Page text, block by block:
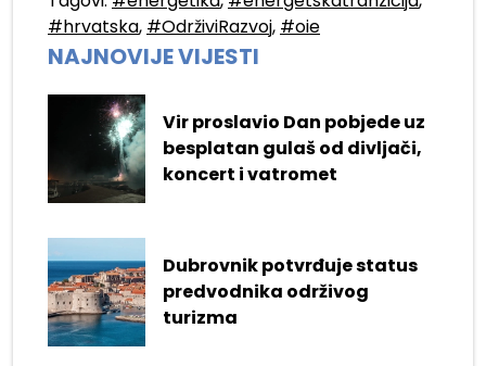
#hrvatska, #OdrživiRazvoj, #oie
NAJNOVIJE VIJESTI
Vir proslavio Dan pobjede uz
besplatan gulaš od divljači,
koncert i vatromet
Dubrovnik potvrđuje status
predvodnika održivog
turizma